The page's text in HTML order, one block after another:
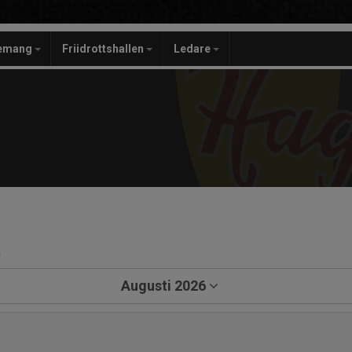
Friidrottshallen Ledare
Augusti 2026